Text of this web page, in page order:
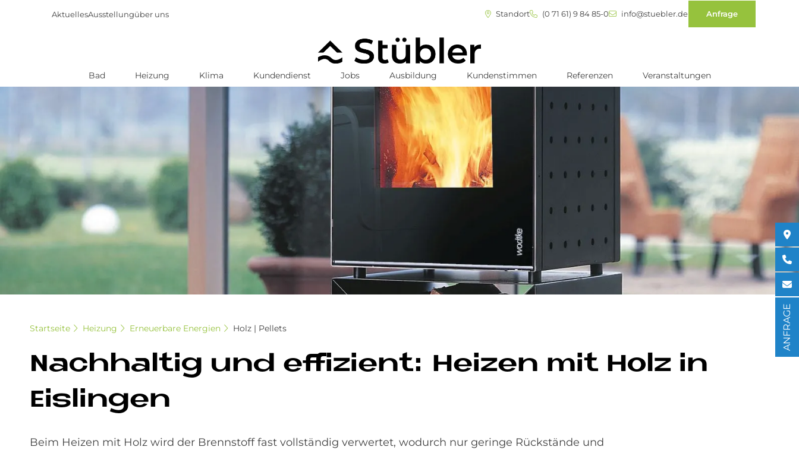
AktuellesAusstellungüber uns Standort (0 71 61) 9 84 85-0 info@stuebler.de Anfrage
Bad Heizung Klima Kundendienst Jobs Ausbildung Kundenstimmen Referenzen Veranstaltungen
Startseite Heizung Erneuerbare Energien Holz | Pellets
Nach­hal­tig und ef­fi­zi­ent: Hei­zen mit Holz in
Eis­lin­gen
Beim Heizen mit Holz wird der Brennstoff fast vollständig verwertet, wodurch nur geringe Rückstände und
ANFRAGE